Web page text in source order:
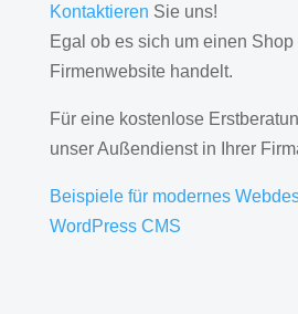
Kontaktieren Sie uns!
Egal ob es sich um einen
Firmenwebsite handelt.
Für eine kostenlose
unser Außendienst in Ihrer
Beispiele für modernes
WordPress CMS